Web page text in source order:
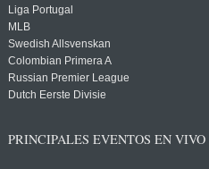
Liga Portugal
MLB
Swedish Allsvenskan
Colombian Primera A
Russian Premier League
Dutch Eerste Divisie
PRINCIPALES EVENTOS EN VIVO